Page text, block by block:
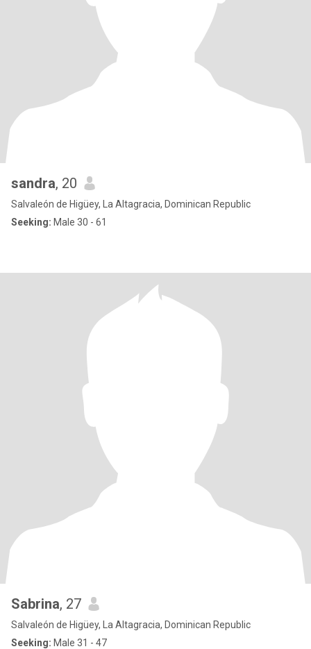
sandra, 20
Salvaleón de Higüey, La Altagracia, Dominican Republic
Seeking: Male 30 - 61
Sabrina, 27
Salvaleón de Higüey, La Altagracia, Dominican Republic
Seeking: Male 31 - 47